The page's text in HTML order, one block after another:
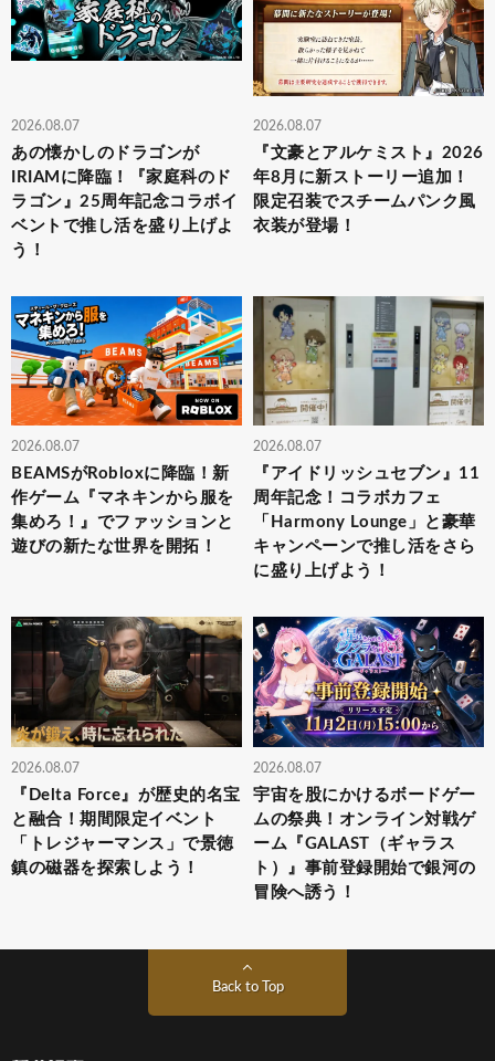
2026.08.07
あの懐かしのドラゴンが
IRIAMに降臨！『家庭科のド
ラゴン』25周年記念コラボイ
ベントで推し活を盛り上げよ
う！
2026.08.07
『文豪とアルケミスト』2026
年8月に新ストーリー追加！
限定召装でスチームパンク風
衣装が登場！
2026.08.07
BEAMSがRobloxに降臨！新
作ゲーム『マネキンから服を
集めろ！』でファッションと
遊びの新たな世界を開拓！
2026.08.07
『アイドリッシュセブン』11
周年記念！コラボカフェ
「Harmony Lounge」と豪華
キャンペーンで推し活をさら
に盛り上げよう！
2026.08.07
『Delta Force』が歴史的名宝
と融合！期間限定イベント
「トレジャーマンス」で景徳
鎮の磁器を探索しよう！
2026.08.07
宇宙を股にかけるボードゲー
ムの祭典！オンライン対戦ゲ
ーム『GALAST（ギャラス
ト）』事前登録開始で銀河の
冒険へ誘う！
Back to Top